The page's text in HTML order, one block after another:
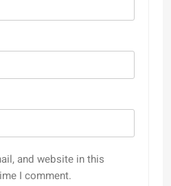
and website in this
I comment.